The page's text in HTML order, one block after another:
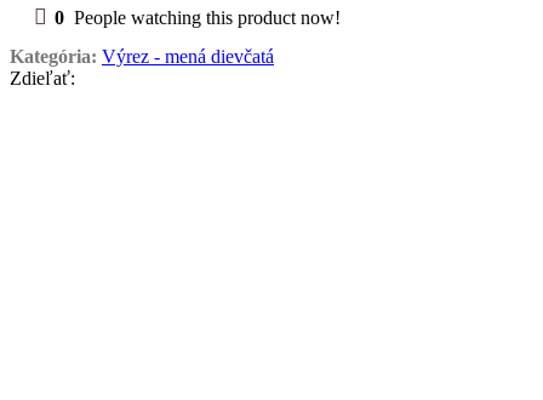
0 People watching this product now!
Kategória: Výrez - mená dievčatá
Zdieľať: